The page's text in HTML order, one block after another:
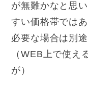
が無難かなと思
すい価格帯では
必要な場合は別
（WEB上で使え
が）